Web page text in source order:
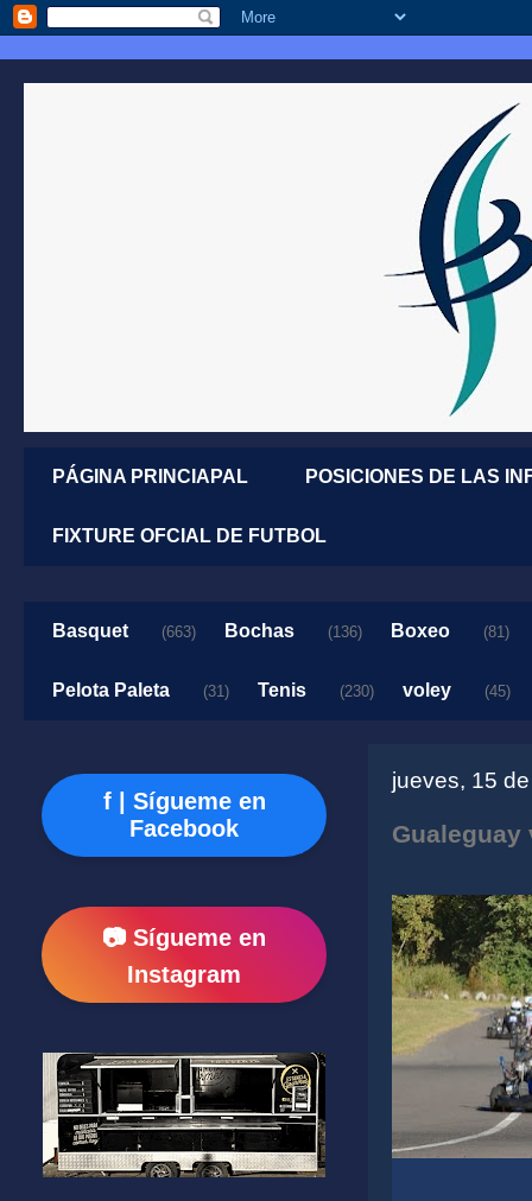
PÁGINA PRINCIAPAL POSICIONES DE LAS
FIXTURE OFCIAL DE FUTBOL
Basquet (663) Bochas (136) Boxeo (81)
Pelota Paleta (31) Tenis (230) voley (45)
jueves, 15
f | Sígueme en
Facebook
📷 Sígueme en
Instagram